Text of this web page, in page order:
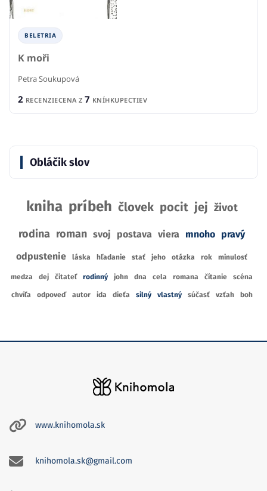
BELETRIA
K moři
Petra Soukupová
2 RECENZIECENA Z 7 KNÍHKUPECTIEV
Obláčik slov
kniha príbeh človek pocit jej život
rodina roman svoj postava viera mnoho pravý
odpustenie
láska hľadanie stať jeho otázka rok minulosť
medza dej čitateľ rodinný john dna cela romana čítanie scéna
chvíľa odpoveď autor ida dieťa silný vlastný súčasť vzťah boh
www.knihomola.sk
knihomola.sk@gmail.com